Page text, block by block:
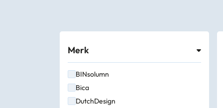
Glasbewassing
Bedrijfsbenodigdheden
Machines
Merk
BINsolumn
Bica
DutchDesign